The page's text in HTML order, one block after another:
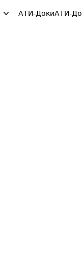
АТИ-ДокиАТИ-